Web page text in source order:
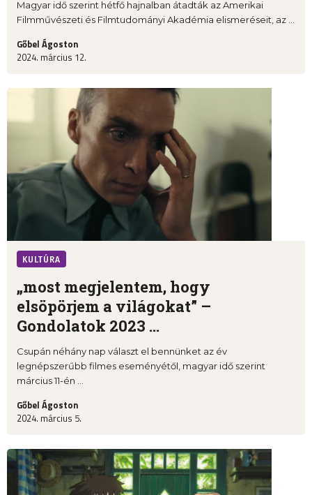
Magyar idő szerint hétfő hajnalban átadták az Amerikai
Filmművészeti és Filmtudományi Akadémia elismeréseit, az ...
Gőbel Ágoston
2024. március 12.
KULTÚRA
„most megjelentem, hogy
elsöpörjem a világokat” –
Gondolatok 2023 ...
Csupán néhány nap választ el bennünket az év
legnépszerűbb filmes eseményétől, magyar idő szerint
március 11-én ...
Gőbel Ágoston
2024. március 5.